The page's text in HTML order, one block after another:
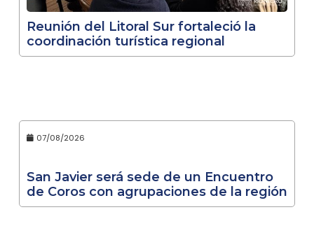
Reunión del Litoral Sur fortaleció la
coordinación turística regional
07/08/2026
San Javier será sede de un Encuentro
de Coros con agrupaciones de la región